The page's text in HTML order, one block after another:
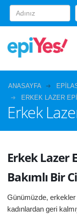
ANASAYFA
ERKEK LAZER
Erkek
Erkek Lazer
Bakımlı Bir
Günümüzde, erkekler
kadınlardan geri